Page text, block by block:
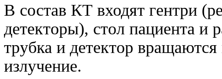
В состав КТ входят гентри
детекторы), стол пациента и
трубка и детектор
излучение.